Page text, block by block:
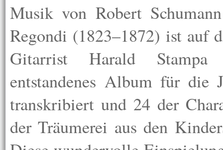
Musik von Robert
Regondi (1823–1872) ist auf
Gitarrist Harald
entstandenes Album für die
transkribiert und 24 der
der Träumerei aus den